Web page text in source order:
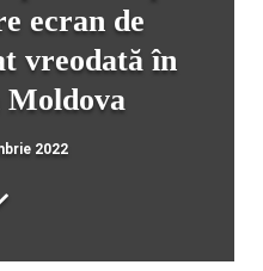
ecran de
vreodată în
Moldova
2022